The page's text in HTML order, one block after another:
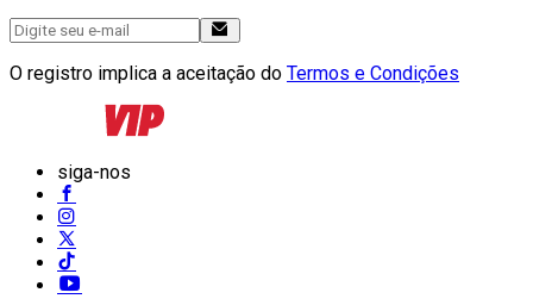
O registro implica a aceitação do Termos e Condições
siga-nos